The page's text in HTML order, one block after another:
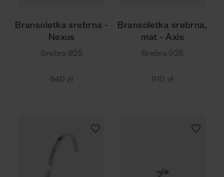
Bransoletka srebrna -
Nexus
Srebro 925
840 zł
Bransoletka srebrna,
mat - Axis
Srebro 925
910 zł